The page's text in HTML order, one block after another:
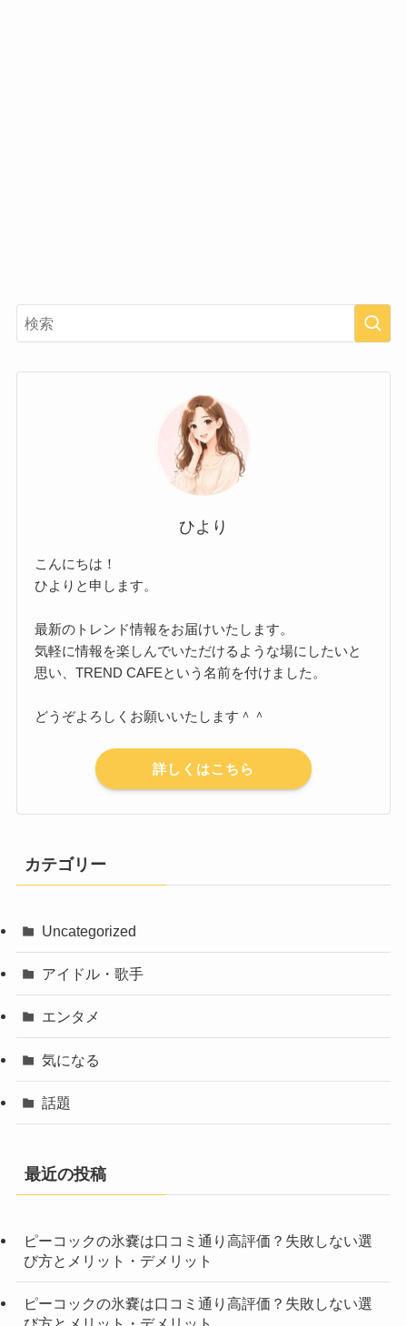
ひより
こんにちは！
ひよりと申します。
最新のトレンド情報をお届けいたします。
気軽に情報を楽しんでいただけるような場にしたいと
思い、TREND CAFEという名前を付けました。
どうぞよろしくお願いいたします＾＾
詳しくはこちら
カテゴリー
Uncategorized
アイドル・歌手
エンタメ
気になる
話題
最近の投稿
ピーコックの氷嚢は口コミ通り高評価？失敗しない選
び方とメリット・デメリット
ピーコックの氷嚢は口コミ通り高評価？失敗しない選